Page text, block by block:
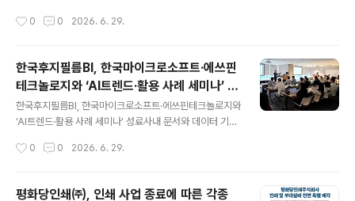
성 상생형 스마트공장 사업의 총괄 실무자로서 MES(제조
맞춰 사업 경쟁력을 강화하고 지속적인 성장을 도모하기
재(SONORA)와 디지털 잉크젯 기술을 선도하며 업계 혁
신을 이끌어왔다. 그는 국내외 학술대회와 국제 전시회에
서 코닥의 최신 인쇄 솔루션을 발표하며 인쇄 산업의 지속
가능성과 디지털 혁신을 강조해왔다. 또한 다수의 세미나
업계의 주목을 받아왔다. 한국코닥은 이..
0 0 2026. 6. 29.
한국후지필름BI, 한국마이크로소프트·에쓰핀
테크놀로지와 ‘AI트렌드·활용 사례 세미나’ 성
료
한국후지필름BI, 한국마이크로소프트·에쓰핀테크놀로지와
‘AI트렌드·활용 사례 세미나’ 성료사내 문서와 데이터 기반
스이노베이션㈜(이하 한국후지필름BI)은 지난 6월 16일
렌드·활용 사례 세미나’를 성공적으로 개최했다. 한국마이
0 0 2026. 6. 29.
평화당인쇄㈜, 인쇄 사업 종료에 따른 각종